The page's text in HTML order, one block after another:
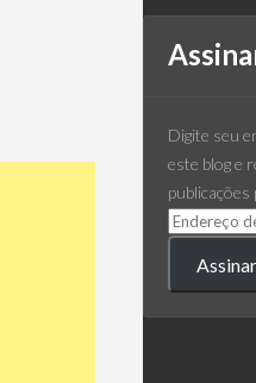
Digite seu
este blog e
publicações
Assinar